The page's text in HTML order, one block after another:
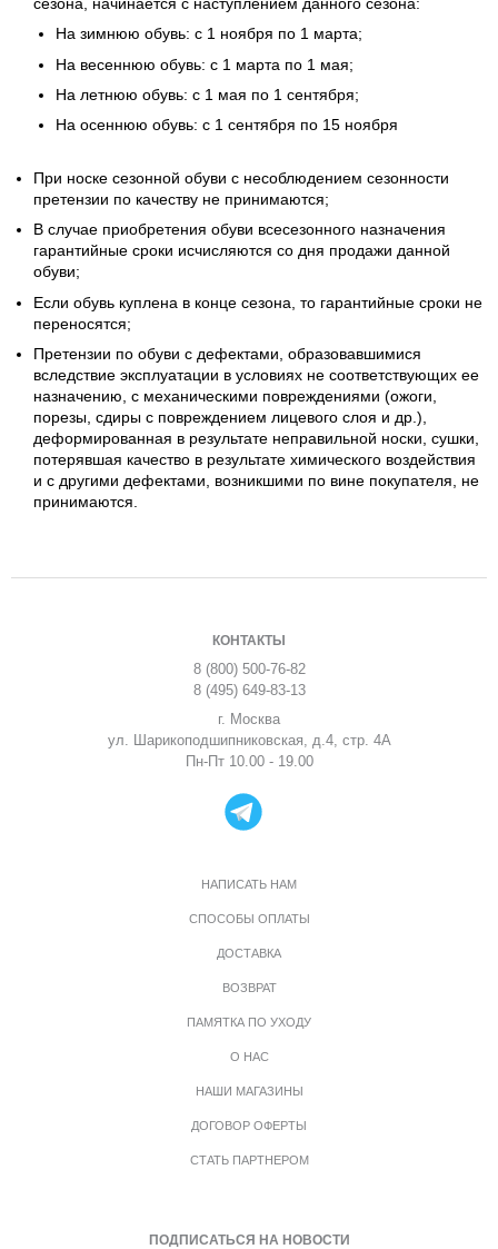
На зимнюю обувь: с 1 ноября по 1 марта;
На весеннюю обувь: с 1 марта по 1 мая;
На летнюю обувь: с 1 мая по 1 сентября;
На осеннюю обувь: с 1 сентября по 15 ноября
При носке сезонной обуви с несоблюдением сезонности
претензии по качеству не принимаются;
В случае приобретения обуви всесезонного назначения
гарантийные сроки исчисляются со дня продажи данной
обуви;
Если обувь куплена в конце сезона, то гарантийные сроки не
переносятся;
Претензии по обуви с дефектами, образовавшимися
вследствие эксплуатации в условиях не соответствующих ее
назначению, с механическими повреждениями (ожоги,
порезы, сдиры с повреждением лицевого слоя и др.),
деформированная в результате неправильной носки, сушки,
потерявшая качество в результате химического воздействия
и с другими дефектами, возникшими по вине покупателя, не
принимаются.
КОНТАКТЫ
8 (800) 500-76-82
8 (495) 649-83-13
г. Москва
ул. Шарикоподшипниковская, д.4, стр. 4А
Пн-Пт 10.00 - 19.00
НАПИСАТЬ НАМ
СПОСОБЫ ОПЛАТЫ
ДОСТАВКА
ВОЗВРАТ
ПАМЯТКА ПО УХОДУ
О НАС
НАШИ МАГАЗИНЫ
ДОГОВОР ОФЕРТЫ
СТАТЬ ПАРТНЕРОМ
ПОДПИСАТЬСЯ НА НОВОСТИ